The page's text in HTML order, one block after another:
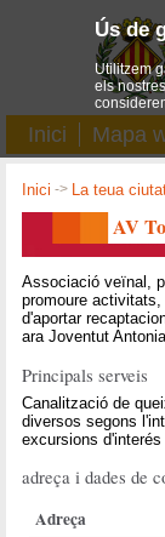
Inici Mapa
Inici -> La teua
AV
Associació veïnal,
promoure
d'aportar
ara Joventut
Principals serveis
Canalització de
diversos segons
excursions
adreça i dades de
Adreça
Ús de
Utilitzem
els